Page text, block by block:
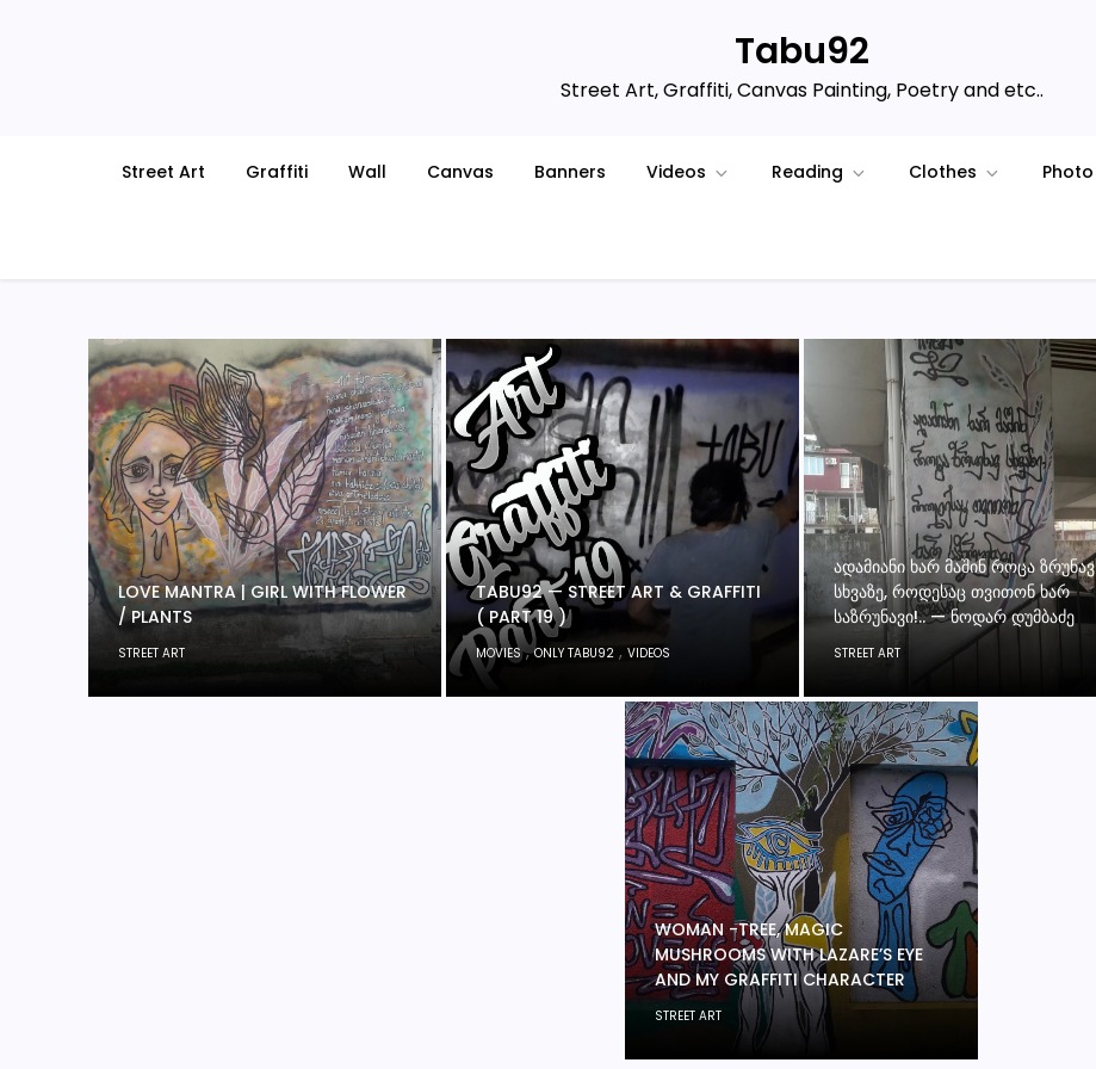
Tabu92
Street Art, Graffiti, Canvas Painting, Poetry and etc..
Street Art Graffiti Wall Canvas Banners Videos Reading Clothes Photo
LOVE MANTRA | GIRL WITH FLOWER
/ PLANTS
STREET ART
TABU92 — STREET ART & GRAFFITI
( PART 19 )
MOVIES,ONLY TABU92 , VIDEOS
ᲐᲓᲐᲛᲘᲐᲜᲘ ᲮᲐᲠ ᲛᲐᲨᲘᲜ ᲠᲝᲪᲐ ᲖᲠᲣᲜᲐᲕ
ᲡᲮᲕᲐᲖᲔ, ᲠᲝᲓᲔᲡᲐᲪ ᲗᲕᲘᲗᲝᲜ ᲮᲐᲠ
ᲡᲐᲖᲠᲣᲜᲐᲕᲘ!.. — ᲜᲝᲓᲐᲠ ᲓᲣᲛᲑᲐᲫᲔ
STREET ART
WOMAN -TREE, MAGIC
MUSHROOMS WITH LAZARE’S EYE
AND MY GRAFFITI CHARACTER
STREET ART